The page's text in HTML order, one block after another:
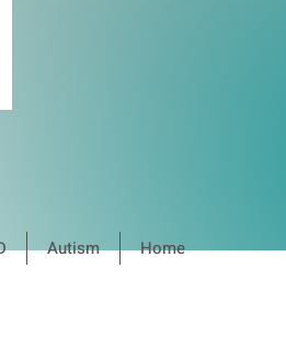
Home
Autism